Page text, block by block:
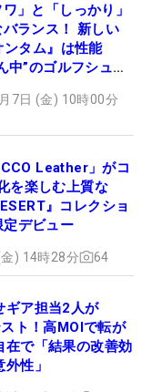
ワ」と「しっかり」
ランス！ 新しい
ンタム』は性能
中”のゴルフシュー
7日 (金) 10時00分
Leather」がコ
を楽しむ上質な
』コレクショ
デビュー
) 14時28分 64
ギア担当2人が
スト！高MOIで転が
で「結果の改善効
性」